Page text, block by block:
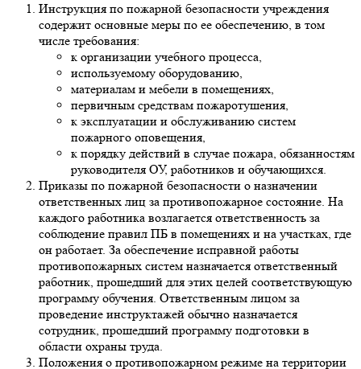
Инструкция по пожарной безопасности учреждения
содержит основные меры по ее обеспечению, в том
числе требования:
к организации учебного процесса,
используемому оборудованию,
материалам и мебели в помещениях,
первичным средствам пожаротушения,
к эксплуатации и обслуживанию систем
пожарного оповещения,
к порядку действий в случае пожара, обязанностям
руководителя ОУ, работников и обучающихся.
Приказы по пожарной безопасности о назначении
ответственных лиц за противопожарное состояние. На
каждого работника возлагается ответственность за
соблюдение правил ПБ в помещениях и на участках, где
он работает. За обеспечение исправной работы
противопожарных систем назначается ответственный
работник, прошедший для этих целей соответствующую
программу обучения. Ответственным лицом за
проведение инструктажей обычно назначается
сотрудник, прошедший программу подготовки в
области охраны труда.
Положения о противопожарном режиме на территории